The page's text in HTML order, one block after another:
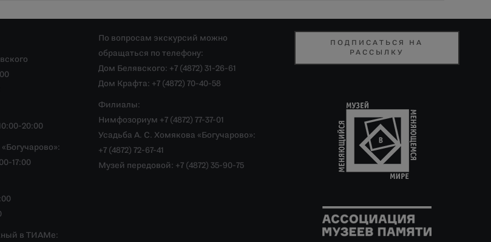
20:00
17:00
в ТИАМе:
По вопросам экскурсий можно
обращаться по телефону:
Дом Белявского: +7 (4872) 31-26-61
Дом Крафта: +7 (4872) 70-40-58
Филиалы:
Нимфозориум +7 (4872) 77-37-01
Усадьба А. С. Хомякова «Богучарово»:
+7 (4872) 72-67-41
Музей передовой: +7 (4872) 35-90-75
ПОДПИСАТЬСЯ НА
РАССЫЛКУ